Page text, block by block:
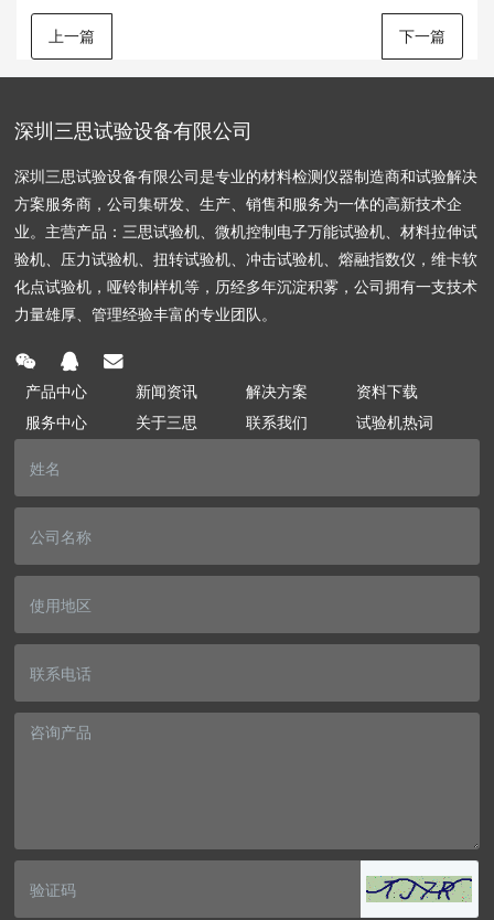
上一篇 下一篇
深圳三思试验设备有限公司
深圳三思试验设备有限公司是专业的材料检测仪器制造商和试验解决
方案服务商，公司集研发、生产、销售和服务为一体的高新技术企
业。主营产品：三思试验机、微机控制电子万能试验机、材料拉伸试
验机、压力试验机、扭转试验机、冲击试验机、熔融指数仪，维卡软
化点试验机，哑铃制样机等，历经多年沉淀积雾，公司拥有一支技术
力量雄厚、管理经验丰富的专业团队。
产品中心 新闻资讯 解决方案
资料下载
服务中心
关于三思 联系我们 试验机热词